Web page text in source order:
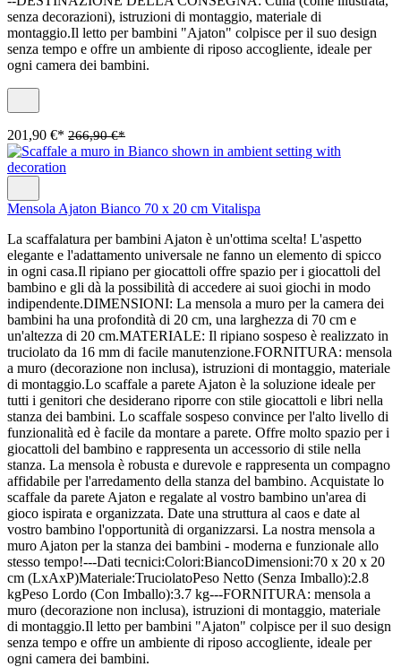
senza decorazioni), istruzioni di montaggio, materiale di
montaggio.Il letto per bambini "Ajaton" colpisce per il suo design
senza tempo e offre un ambiente di riposo accogliente, ideale per
ogni camera dei bambini.
201,90 €* 266,90 €*
Mensola Ajaton Bianco 70 x 20 cm Vitalispa
La scaffalatura per bambini Ajaton è un'ottima scelta! L'aspetto
elegante e l'adattamento universale ne fanno un elemento di spicco
in ogni casa.Il ripiano per giocattoli offre spazio per i giocattoli del
bambino e gli dà la possibilità di accedere ai suoi giochi in modo
indipendente.DIMENSIONI: La mensola a muro per la camera dei
bambini ha una profondità di 20 cm, una larghezza di 70 cm e
un'altezza di 20 cm.MATERIALE: Il ripiano sospeso è realizzato in
truciolato da 16 mm di facile manutenzione.FORNITURA: mensola
a muro (decorazione non inclusa), istruzioni di montaggio, materiale
di montaggio.Lo scaffale a parete Ajaton è la soluzione ideale per
tutti i genitori che desiderano riporre con stile giocattoli e libri nella
stanza dei bambini. Lo scaffale sospeso convince per l'alto livello di
funzionalità ed è facile da montare a parete. Offre molto spazio per i
giocattoli del bambino e rappresenta un accessorio di stile nella
stanza. La mensola è robusta e durevole e rappresenta un compagno
affidabile per l'arredamento della stanza del bambino. Acquistate lo
scaffale da parete Ajaton e regalate al vostro bambino un'area di
gioco ispirata e organizzata. Date una struttura al caos e date al
vostro bambino l'opportunità di organizzarsi. La nostra mensola a
muro Ajaton per la stanza dei bambini - moderna e funzionale allo
stesso tempo!---Dati tecnici:Colori:BiancoDimensioni:70 x 20 x 20
cm (LxAxP)Materiale:TruciolatoPeso Netto (Senza Imballo):2.8
kgPeso Lordo (Con Imballo):3.7 kg---FORNITURA: mensola a
muro (decorazione non inclusa), istruzioni di montaggio, materiale
di montaggio.Il letto per bambini "Ajaton" colpisce per il suo design
senza tempo e offre un ambiente di riposo accogliente, ideale per
ogni camera dei bambini.